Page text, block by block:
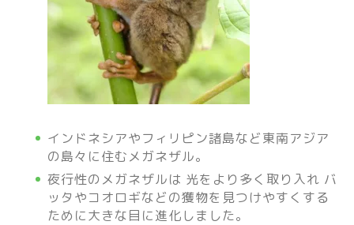
インドネシアやフィリピン諸島など東南アジア
の島々に住むメガネザル。
夜行性のメガネザルは 光をより多く取り入れ バ
ッタやコオロギなどの獲物を見つけやすくする
ために大きな目に進化しました。